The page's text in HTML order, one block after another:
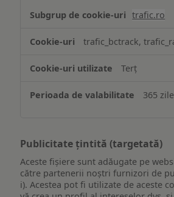
trafic.ro
trafic_bctrack,
Terț
365
Publicitate țintită (targetată)
Aceste fișiere sunt adăugate pe
către partenerii noștri furnizori de
i). Acestea pot fi utilizate de aceste